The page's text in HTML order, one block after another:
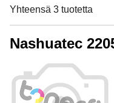
Yhteensä 3 tuotetta
Nashuatec